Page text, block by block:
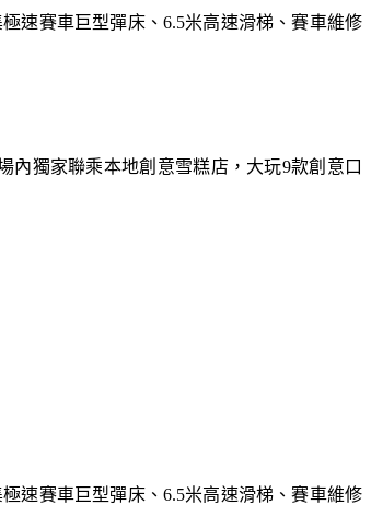
速賽車巨型彈床、6.5米高速滑梯、賽車維修
內獨家聯乘本地創意雪糕店，大玩9款創意口
速賽車巨型彈床、6.5米高速滑梯、賽車維修